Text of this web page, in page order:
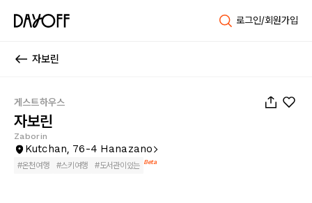
로그인/회원가입
자보린
게스트하우스
자보린
Zaborin
Kutchan, 76-4 Hanazano
#온천여행 #스키여행 #도서관이있는 Beta